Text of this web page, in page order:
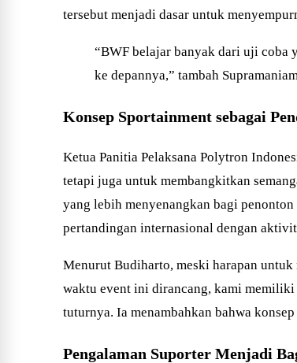
tersebut menjadi dasar untuk
“BWF belajar banyak dari uji coba
ke depannya,” tambah
Konsep Sportainment sebagai
Ketua Panitia Pelaksana Polytron
tetapi juga untuk membangkitkan
yang lebih menyenangkan bagi
pertandingan internasional dengan
Menurut Budiharto, meski harapan
waktu event ini dirancang, kami
tuturnya. Ia menambahkan bahwa
Pengalaman Suporter Menjadi